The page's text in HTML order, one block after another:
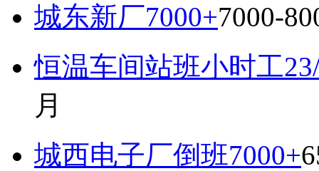
城东新厂7000+7000-
恒温车间站班小时工
月
城西电子厂倒班7000+